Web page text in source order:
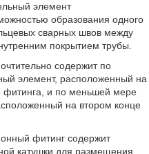
элемент
образования одного
сварных швов между
покрытием трубы.
содержит по
элемент, расположенный на
фитинга, и по меньшей мере
на втором конце
фитинг содержит
катушки для размещения